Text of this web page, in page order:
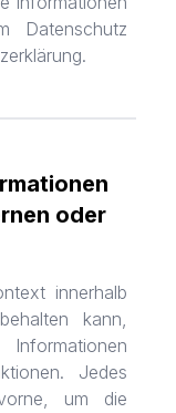
Datenschutz
oder
innerhalb
kann,
Jedes
um die